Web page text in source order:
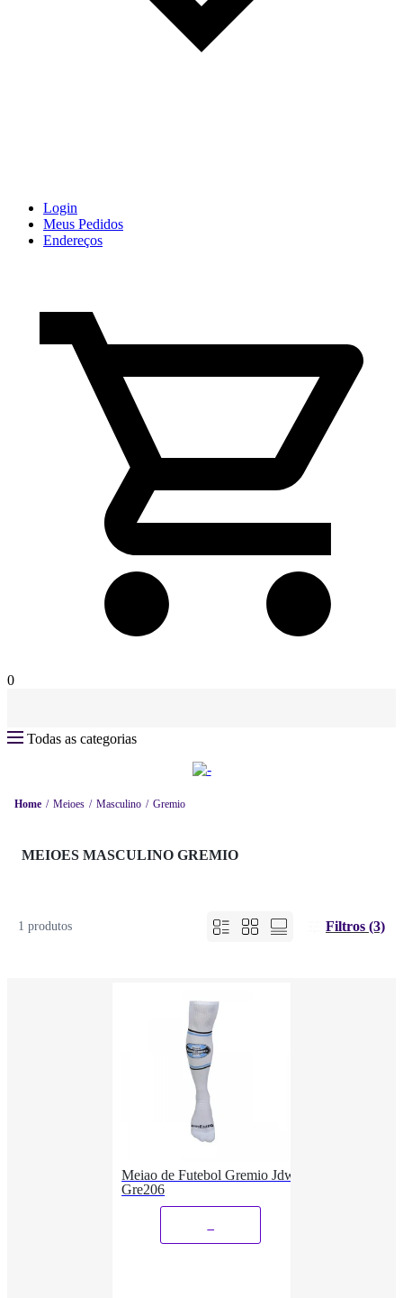
Login
Meus Pedidos
Endereços
0
Todas as categorias
Home Meioes Masculino Gremio
MEIOES MASCULINO GREMIO
1 produtos Filtros (3)
Meiao de Futebol Gremio Jdw
Gre206